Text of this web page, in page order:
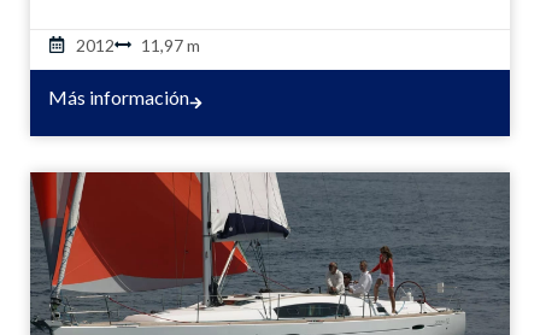
2012 11,97 m
Más información